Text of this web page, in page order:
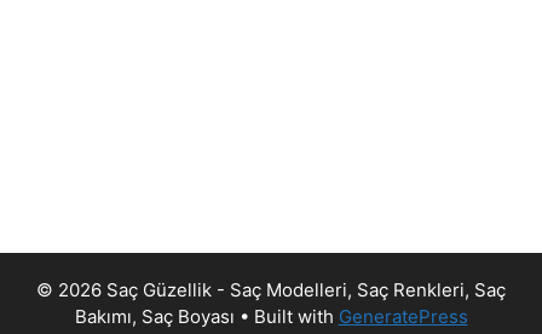
© 2026 Saç Güzellik - Saç Modelleri, Saç Renkleri, Saç
Bakımı, Saç Boyası • Built with GeneratePress